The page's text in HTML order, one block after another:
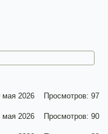
мая 2026 Просмотров: 97
мая 2026
Просмотров: 90